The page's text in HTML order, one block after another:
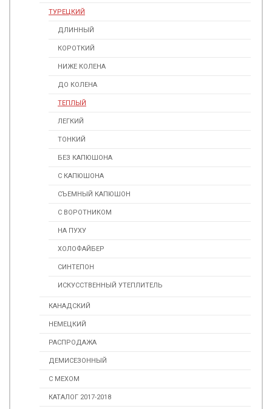
ТУРЕЦКИЙ
ДЛИННЫЙ
КОРОТКИЙ
НИЖЕ КОЛЕНА
ДО КОЛЕНА
ТЕПЛЫЙ
ЛЕГКИЙ
ТОНКИЙ
БЕЗ КАПЮШОНА
С КАПЮШОНА
СЪЕМНЫЙ КАПЮШОН
С ВОРОТНИКОМ
НА ПУХУ
ХОЛОФАЙБЕР
СИНТЕПОН
ИСКУССТВЕННЫЙ УТЕПЛИТЕЛЬ
КАНАДСКИЙ
НЕМЕЦКИЙ
РАСПРОДАЖА
ДЕМИСЕЗОННЫЙ
С МЕХОМ
КАТАЛОГ 2017-2018